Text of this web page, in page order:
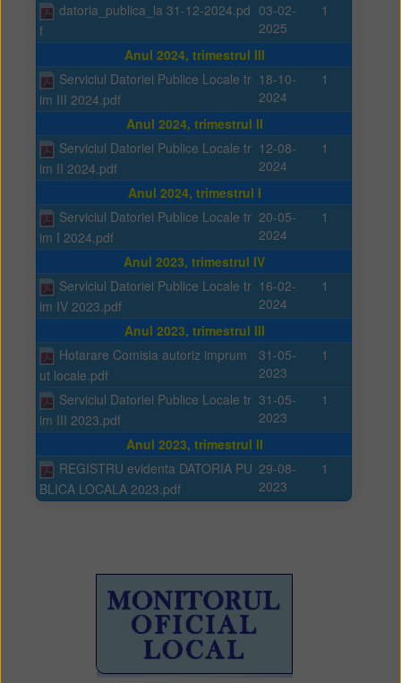
datoria_publica_la 31-12-2024.pd
f
03-02-
2025
1
Anul 2024, trimestrul III
Serviciul Datoriei Publice Locale tr
im III 2024.pdf
18-10-
2024
1
Anul 2024, trimestrul II
Serviciul Datoriei Publice Locale tr
im II 2024.pdf
12-08-
2024
1
Anul 2024, trimestrul I
Serviciul Datoriei Publice Locale tr
im I 2024.pdf
20-05-
2024
1
Anul 2023, trimestrul IV
Serviciul Datoriei Publice Locale tr
im IV 2023.pdf
16-02-
2024
1
Anul 2023, trimestrul III
Hotarare Comisia autoriz imprum
ut locale.pdf
31-05-
2023
1
Serviciul Datoriei Publice Locale tr
im III 2023.pdf
31-05-
2023
1
Anul 2023, trimestrul II
REGISTRU evidenta DATORIA PU
BLICA LOCALA 2023.pdf
29-08-
2023
1